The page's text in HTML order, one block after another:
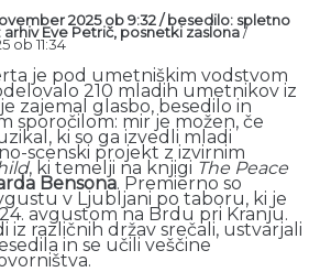
2025 ob 9:32 / besedilo: spletno
Eve Petrič, posnetki zaslona/
ob 11:34
je pod umetniškim vodstvom
210 mladih umetnikov iz
zajemal glasbo, besedilo in
sporočilom: mir je možen, če
ki so ga izvedli mladi
scenski projekt z izvirnim
, ki temelji na knjigi The Peace
Bensona. Premierno so
v Ljubljani po taboru, ki je
avgustom na Brdu pri Kranju.
iz različnih držav srečali, ustvarjali
in se učili veščine